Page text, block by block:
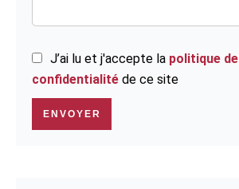
J’ai lu et j'accepte la politique de
confidentialité de ce site
ENVOYER